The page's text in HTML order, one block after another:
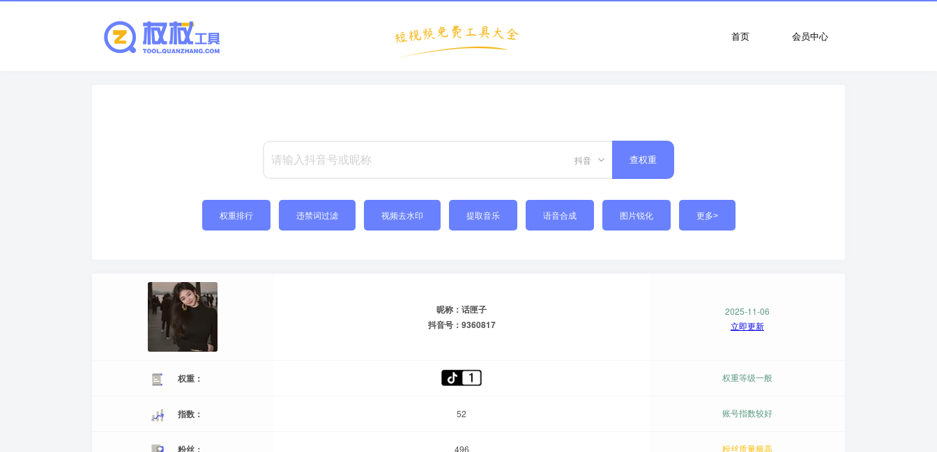
会员中心
首页
抖音 查权重
权重排行 违禁词过滤 视频去水印 提取音乐 语音合成 图片锐化 更多>
昵称：话匣子
抖音号：9360817
2025-11-06
立即更新
权重： 权重等级一般
指数： 52 账号指数较好
粉丝： 496 粉丝质量极高